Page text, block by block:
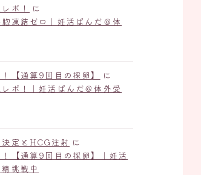
ポ！
に
凍結ゼロ｜妊活ぱんだ＠体
【通算9回目の採卵】
に
ポ！｜妊活ぱんだ＠体外受
定とHCG注射 に
【通算9回目の採卵】｜妊活
挑戦中